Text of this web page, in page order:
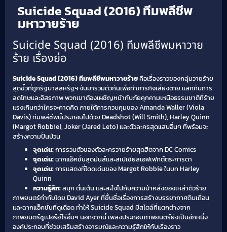
Suicide Squad (2016) ทีมพลีชีพ
มหาวายร้าย
Suicide Squad (2016) ทีมพลีชีพมหาวาย
ร้าย เรื่องย่อ
Suicide Squad (2016) ทีมพลีชีพมหาวายร้ายคือเรื่องราวของกลุ่มวายร้าย
สุดขั้วที่ถูกรัฐบาลสหรัฐฯ จับมารวมตัวกันเพื่อทำภารกิจเสี่ยงตาย แลกกับการ
ลดโทษและอิสรภาพ พวกเขาต้องเผชิญหน้ากับภัยคุกคามเหนือธรรมชาติที่ร้าย
แรงเกินกว่าใครจะคาดคิด ภายใต้การควบคุมของ Amanda Waller (Viola
Davis) ทีมพลีชีพนี้ประกอบไปด้วย Deadshot (Will Smith), Harley Quinn
(Margot Robbie), Joker (Jared Leto) และตัวละครสุดแสบอื่นๆ ที่พร้อมจะ
สร้างความปั่นป่วน
จุดเด่น:การรวมตัวของตัวละครวายร้ายสุดฮิตจาก DC Comics
จุดเด่น:ฉากแอ็คชั่นสุดมันส์และสเปเชียลเอฟเฟกต์ตระการตา
จุดเด่น:การแสดงที่โดดเด่นของ Margot Robbie ในบท Harley
Quinn
ความรู้สึก:สนุก ตื่นเต้น และสะใจไปกับความบ้าคลั่งของเหล่าตัวร้าย
ภาพยนตร์กำกับโดย David Ayer ที่ขึ้นชื่อเรื่องการสร้างบรรยากาศดิบเถื่อน
และฉากแอ็คชั่นที่ดุเดือด ทำให้ Suicide Squad มีสไตล์ที่แตกต่างจาก
ภาพยนตร์ซูเปอร์ฮีโร่อื่นๆ นอกจากนี้ เพลงประกอบภาพยนตร์ยังเป็นอีกหนึ่ง
องค์ประกอบที่ช่วยเสริมสร้างอารมณ์และความรู้สึกให้กับเรื่องราว